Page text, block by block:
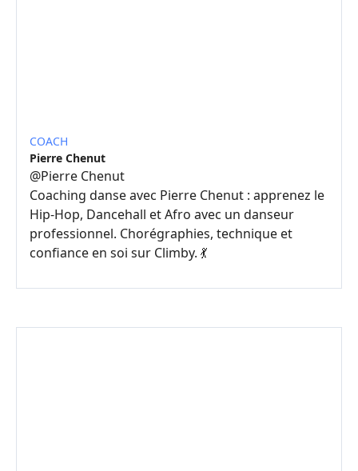
COACH
Pierre Chenut
@Pierre Chenut
Coaching danse avec Pierre Chenut : apprenez le
Hip-Hop, Dancehall et Afro avec un danseur
professionnel. Chorégraphies, technique et
confiance en soi sur Climby. 💃